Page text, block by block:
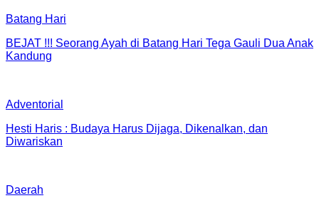
Batang Hari
BEJAT !!! Seorang Ayah di Batang Hari Tega Gauli Dua Anak
Kandung
Adventorial
Hesti Haris : Budaya Harus Dijaga, Dikenalkan, dan
Diwariskan
Daerah